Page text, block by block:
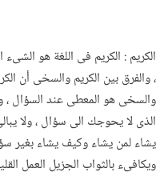
الكريم : الكريم فى اللغة هو
، والفرق بين الكريم والسخى أن
والسخى هو المعطى عند السؤال
الذى لا يحوجك الى سؤال ، ولا
يشاء لمن يشاء وكيف يشاء بغير
ويكافىء بالثواب الجزيل العمل